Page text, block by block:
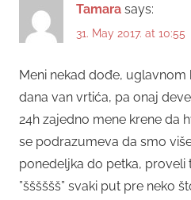
Tamara says:
31. May 2017. at 10:55
Meni nekad dođe, uglavnom
dana van vrtića, pa onaj
24h zajedno mene krene da
se podrazumeva da smo
ponedeljka do petka, proveli
”šššššš” svaki put pre neko